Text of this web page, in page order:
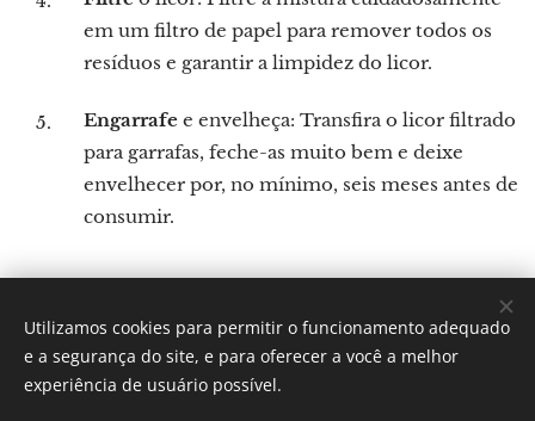
em um filtro de papel para remover todos os
resíduos e garantir a limpidez do licor.
Engarrafe e envelheça: Transfira o licor filtrado
para garrafas, feche-as muito bem e deixe
envelhecer por, no mínimo, seis meses antes de
consumir.
Por: Verônica Silveira Nicoletti
Instagram: Gastronomundo.receitas
Utilizamos cookies para permitir o funcionamento adequado
e a segurança do site, e para oferecer a você a melhor
experiência de usuário possível.